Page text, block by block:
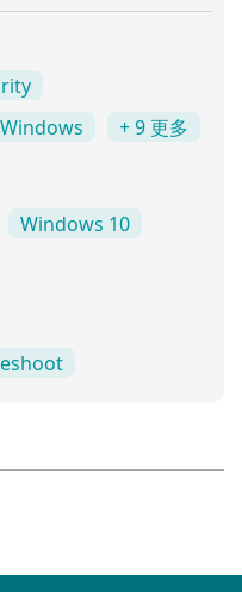
+ 9 更多
Windows 10